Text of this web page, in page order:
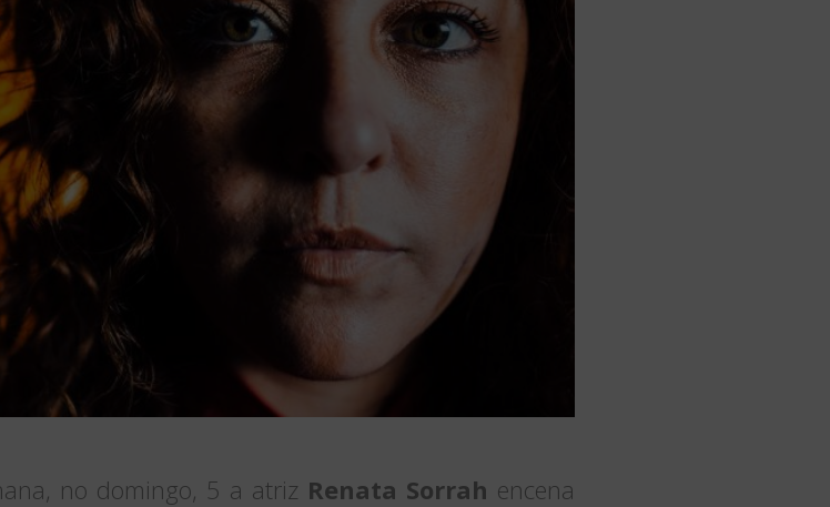
no domingo, 5 a atriz Renata Sorrah encena